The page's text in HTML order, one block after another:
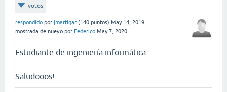
votos
respondido por jmartigar (140 puntos) May 14, 2019
mostrada de nuevo por Federico May 7, 2020
Estudiante de ingeniería informática.
Saludooos!